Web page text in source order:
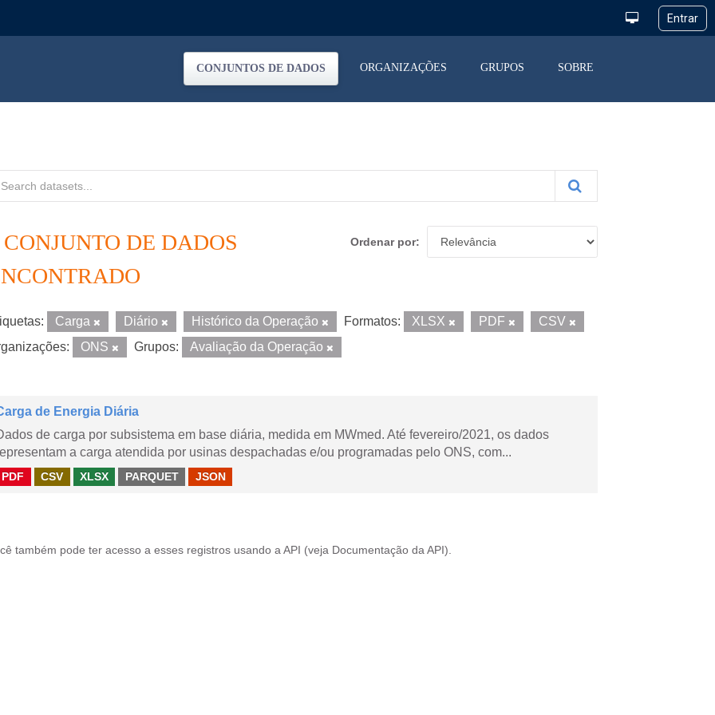
CONJUNTOS DE DADOS ORGANIZAÇÕES GRUPOS SOBRE
Ordenar por
CONJUNTO DE DADOS
Carga Diário Histórico da Operação Formatos: XLSX PDF
CSV
ONS Grupos: Avaliação da Operação
de Energia Diária
de carga por subsistema em base diária, medida em MWmed. Até fevereiro/2021, os dados
a carga atendida por usinas despachadas e/ou programadas pelo ONS, com...
PDF CSV XLSX PARQUET JSON
também pode ter acesso a esses registros usando a API (veja Documentação da API ).